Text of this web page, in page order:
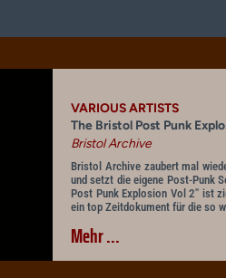
VARIOUS ARTISTS
The Bristol Post Punk
Bristol Archive
Bristol Archive zaubert mal
und setzt die eigene Post-Punk
Post Punk Explosion Vol 2" ist
ein top Zeitdokument für die so
Mehr ...